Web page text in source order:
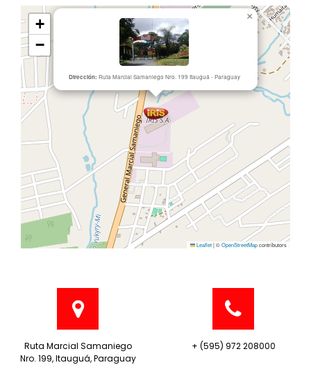
Dirección: Ruta Marcial Samaniego Nro. 199 Itauguá - Paraguay
×
+
−
Leaflet|©OpenStreetMapcontributors
Ruta Marcial Samaniego
Nro. 199, Itauguá, Paraguay
+ (595) 972 208000